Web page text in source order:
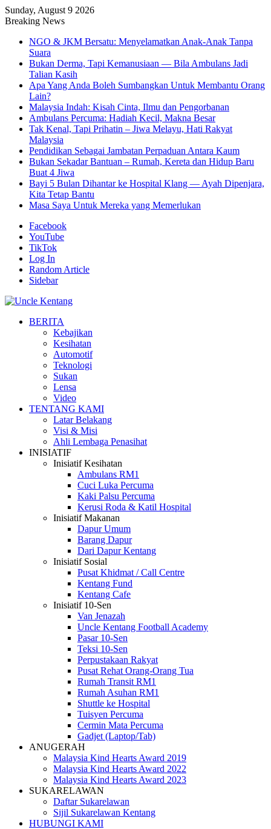
Sunday, August 9 2026
Breaking News
NGO & JKM Bersatu: Menyelamatkan Anak-Anak Tanpa
Suara
Bukan Derma, Tapi Kemanusiaan — Bila Ambulans Jadi
Talian Kasih
Apa Yang Anda Boleh Sumbangkan Untuk Membantu Orang
Lain?
Malaysia Indah: Kisah Cinta, Ilmu dan Pengorbanan
Ambulans Percuma: Hadiah Kecil, Makna Besar
Tak Kenal, Tapi Prihatin – Jiwa Melayu, Hati Rakyat
Malaysia
Pendidikan Sebagai Jambatan Perpaduan Antara Kaum
Bukan Sekadar Bantuan – Rumah, Kereta dan Hidup Baru
Buat 4 Jiwa
Bayi 5 Bulan Dihantar ke Hospital Klang — Ayah Dipenjara,
Kita Tetap Bantu
Masa Saya Untuk Mereka yang Memerlukan
Facebook
YouTube
TikTok
Log In
Random Article
Sidebar
BERITA
Kebajikan
Kesihatan
Automotif
Teknologi
Sukan
Lensa
Video
TENTANG KAMI
Latar Belakang
Visi & Misi
Ahli Lembaga Penasihat
INISIATIF
Inisiatif Kesihatan
Ambulans RM1
Cuci Luka Percuma
Kaki Palsu Percuma
Kerusi Roda & Katil Hospital
Inisiatif Makanan
Dapur Umum
Barang Dapur
Dari Dapur Kentang
Inisiatif Sosial
Pusat Khidmat / Call Centre
Kentang Fund
Kentang Cafe
Inisiatif 10-Sen
Van Jenazah
Uncle Kentang Football Academy
Pasar 10-Sen
Teksi 10-Sen
Perpustakaan Rakyat
Pusat Rehat Orang-Orang Tua
Rumah Transit RM1
Rumah Asuhan RM1
Shuttle ke Hospital
Tuisyen Percuma
Cermin Mata Percuma
Gadjet (Laptop/Tab)
ANUGERAH
Malaysia Kind Hearts Award 2019
Malaysia Kind Hearts Award 2022
Malaysia Kind Hearts Award 2023
SUKARELAWAN
Daftar Sukarelawan
Sijil Sukarelawan Kentang
HUBUNGI KAMI